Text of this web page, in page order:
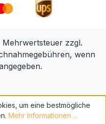
Mehrwertsteuer zzgl.
wenn
um eine bestmögliche
Mehr Informationen ...